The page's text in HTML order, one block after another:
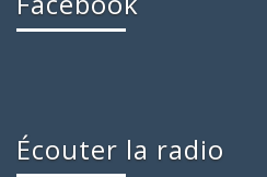
Écouter la radio